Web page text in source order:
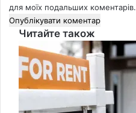
для моїх подальших коментарів.
Читайте також
Close